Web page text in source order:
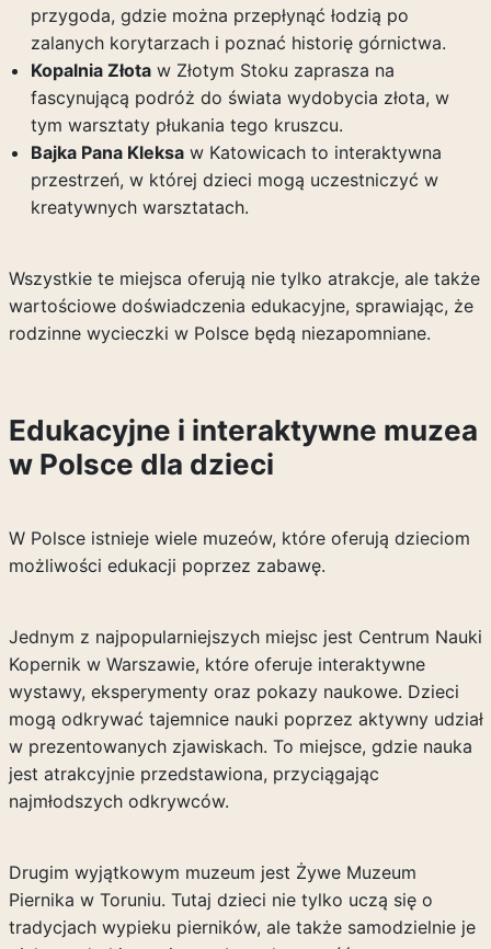
przygoda, gdzie można przepłynąć łodzią po
zalanych korytarzach i poznać historię górnictwa.
Kopalnia Złotaw Złotym Stoku zaprasza na
fascynującą podróż do świata wydobycia złota, w
tym warsztaty płukania tego kruszcu.
Bajka Pana Kleksaw Katowicach to interaktywna
przestrzeń, w której dzieci mogą uczestniczyć w
kreatywnych warsztatach.
Wszystkie te miejsca oferują nie tylko atrakcje, ale także
wartościowe doświadczenia edukacyjne, sprawiając, że
rodzinne wycieczki w Polsce będą niezapomniane.
Edukacyjne i interaktywne muzea
w Polsce dla dzieci
W Polsce istnieje wiele muzeów, które oferują dzieciom
możliwości edukacji poprzez zabawę.
Jednym z najpopularniejszych miejsc jest Centrum Nauki
Kopernik w Warszawie, które oferuje interaktywne
wystawy, eksperymenty oraz pokazy naukowe. Dzieci
mogą odkrywać tajemnice nauki poprzez aktywny udział
w prezentowanych zjawiskach. To miejsce, gdzie nauka
jest atrakcyjnie przedstawiona, przyciągając
najmłodszych odkrywców.
Drugim wyjątkowym muzeum jest Żywe Muzeum
Piernika w Toruniu. Tutaj dzieci nie tylko uczą się o
tradycjach wypieku pierników, ale także samodzielnie je